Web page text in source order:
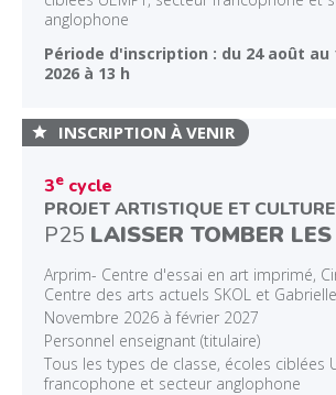
anglophone
Période d'inscription : du 24 août au
2026 à 13 h
3e cycle
PROJET ARTISTIQUE ET
P25 LAISSER TOMBER
Arprim- Centre d'essai en art imprimé,
Centre des arts actuels SKOL et
Novembre 2026 à février 2027
Personnel enseignant (titulaire)
Tous les types de classe, écoles ciblées
francophone et secteur anglophone
INSCRIPTION À VENIR